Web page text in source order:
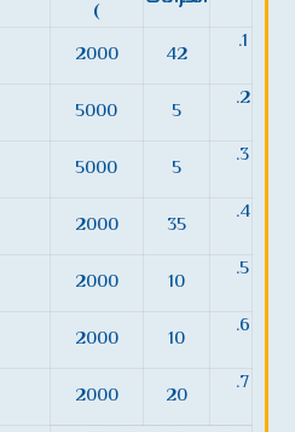
)
1.
42
2000
2.
5
5000
3.
5
5000
4.
35
2000
5.
10
2000
6.
10
2000
7.
20
2000